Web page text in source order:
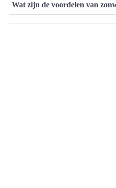
Wat zijn de voordelen van